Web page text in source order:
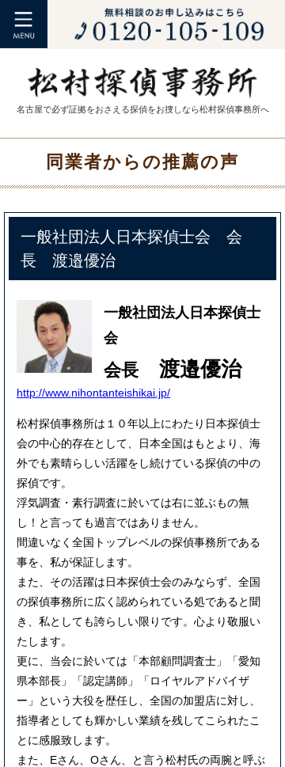
名古屋で必ず証拠をおさえる探偵をお捜しなら松村探偵事務所へ
同業者からの推薦の声
一般社団法人日本探偵士会 会
長 渡邉優治
一般社団法人日本探偵士
会
会長 渡邉優治
http://www.nihontanteishikai.jp/
松村探偵事務所は１０年以上にわたり日本探偵士
会の中心的存在として、日本全国はもとより、海
外でも素晴らしい活躍をし続けている探偵の中の
探偵です。
浮気調査・素行調査に於いては右に並ぶもの無
し！と言っても過言ではありません。
間違いなく全国トップレベルの探偵事務所である
事を、私が保証します。
また、その活躍は日本探偵士会のみならず、全国
の探偵事務所に広く認められている処であると聞
き、私としても誇らしい限りです。心より敬服い
たします。
更に、当会に於いては「本部顧問調査士」「愛知
県本部長」「認定講師」「ロイヤルアドバイザ
ー」という大役を歴任し、全国の加盟店に対し、
指導者としても輝かしい業績を残してこられたこ
とに感服致します。
また、Eさん、Oさん、と言う松村氏の両腕と呼ぶ